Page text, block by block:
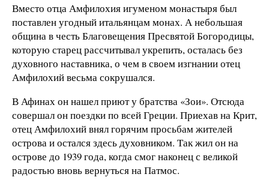
Вместо отца Амфилохия игуменом монастыря был
поставлен угодный итальянцам монах. А небольшая
община в честь Благовещения Пресвятой Богородицы,
которую старец рассчитывал укрепить, осталась без
духовного наставника, о чем в своем изгнании отец
Амфилохий весьма сокрушался.
В Афинах он нашел приют у братства «Зои». Отсюда
совершал он поездки по всей Греции. Приехав на Крит,
отец Амфилохий внял горячим просьбам жителей
острова и остался здесь духовником. Так жил он на
острове до 1939 года, когда смог наконец с великой
радостью вновь вернуться на Патмос.